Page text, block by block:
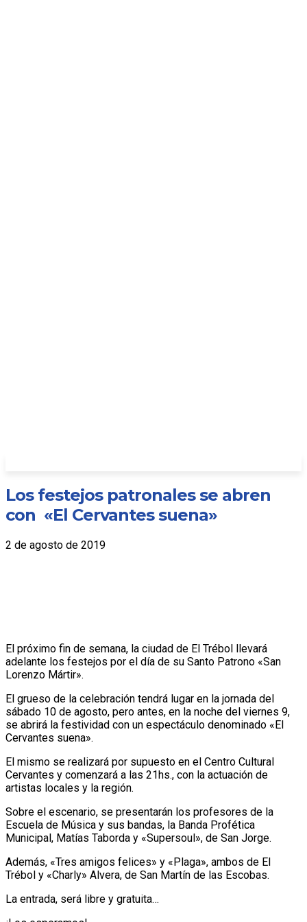
Los festejos patronales se abren
con «El Cervantes suena»
2 de agosto de 2019
El próximo fin de semana, la ciudad de El Trébol llevará
adelante los festejos por el día de su Santo Patrono «San
Lorenzo Mártir».
El grueso de la celebración tendrá lugar en la jornada del
sábado 10 de agosto, pero antes, en la noche del viernes 9,
se abrirá la festividad con un espectáculo denominado «El
Cervantes suena».
El mismo se realizará por supuesto en el Centro Cultural
Cervantes y comenzará a las 21hs., con la actuación de
artistas locales y la región.
Sobre el escenario, se presentarán los profesores de la
Escuela de Música y sus bandas, la Banda Profética
Municipal, Matías Taborda y «Supersoul», de San Jorge.
Además, «Tres amigos felices» y «Plaga», ambos de El
Trébol y «Charly» Alvera, de San Martín de las Escobas.
La entrada, será libre y gratuita…